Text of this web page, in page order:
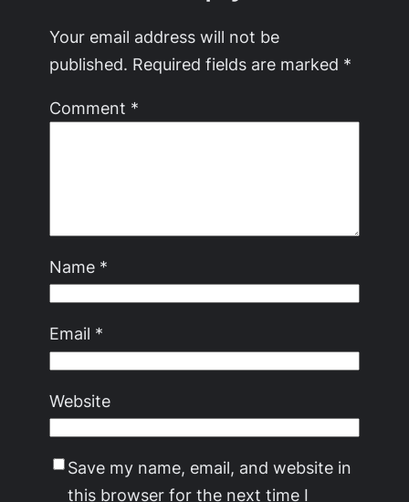
Your email address will not be
published. Required fields are marked *
Comment *
Name *
Email *
Website
Save my name, email, and website in
this browser for the next time I